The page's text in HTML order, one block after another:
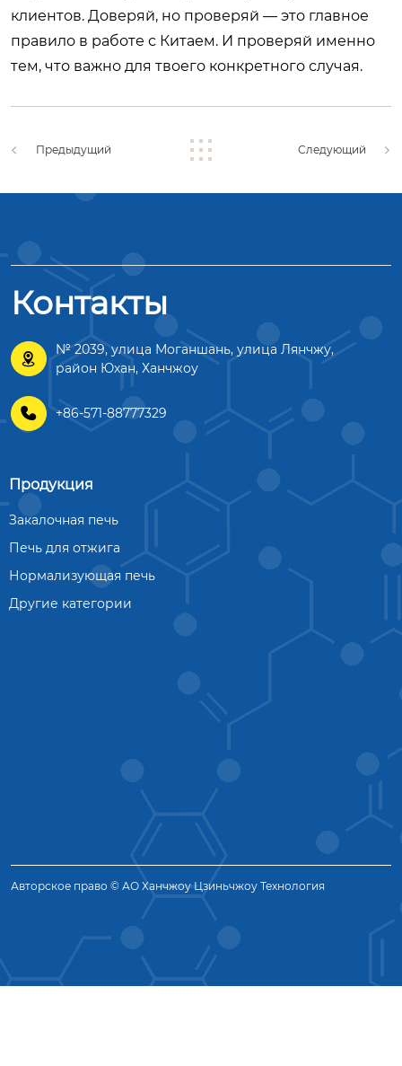
клиентов. Доверяй, но проверяй — это главное
правило в работе с Китаем. И проверяй именно
тем, что важно для твоего конкретного случая.
Предыдущий Следующий
Контакты

№ 2039, улица Моганшань, улица Лянчжу,
район Юхан, Ханчжоу
 +86-571-88777329
Продукция
Закалочная печь
Печь для отжига
Нормализующая печь
Другие категории
Авторское право © АО Ханчжоу Цзиньчжоу Технология